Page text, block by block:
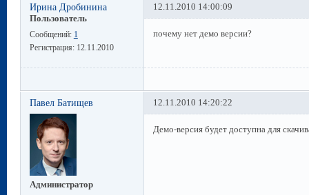
Ирина Дробинина
Пользователь
Сообщений: 1
Регистрация: 12.11.2010
12.11.2010 14:00:09
почему нет демо версии?
Павел Батищев
Администратор
12.11.2010 14:20:22
Демо-версия будет доступна для